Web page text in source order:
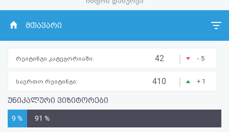
პასუხი
რეგისტრაცია
აღდგენა
მთავარი
რეიტინგი კატეგორიაში: 42 | - 5
საერთო რეიტინგი: 410 | + 1
უნიკალური ვიზიტორები
9 % 91 %